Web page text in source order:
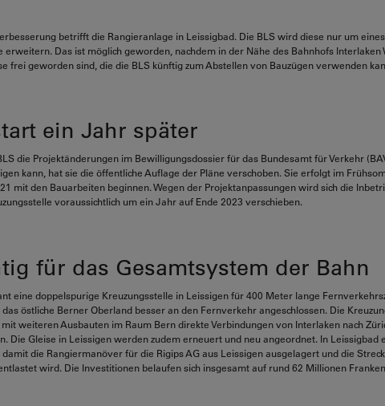
betrifft die Rangieranlage in Leissigbad. Die BLS wird diese nur um
erweitern. Das ist möglich geworden, nachdem in der Nähe des Bahnhofs Interlaken
frei geworden sind, die die BLS künftig zum Abstellen von Bauzügen verwenden
ein Jahr später
die Projektänderungen im Bewilligungsdossier für das Bundesamt für Verkehr
kann, hat sie die öffentliche Auflage der Pläne verschoben. Sie erfolgt im
mit den Bauarbeiten beginnen. Wegen der Projektanpassungen wird sich die
voraussichtlich um ein Jahr auf Ende 2023 verschieben.
für das Gesamtsystem der Bahn
eine doppelspurige Kreuzungsstelle in Leissigen für 400 Meter lange
östliche Berner Oberland besser an den Fernverkehr angeschlossen. Die
weiteren Ausbauten im Raum Bern direkte Verbindungen von Interlaken nach
Die Gleise in Leissigen werden zudem erneuert und neu angeordnet. In Leissigbad
die Rangiermanöver für die Rigips AG aus Leissigen ausgelagert und die
wird. Die Investitionen belaufen sich insgesamt auf rund 62 Millionen